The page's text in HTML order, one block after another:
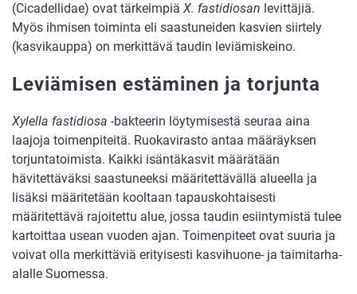
(Cicadellidae) ovat tärkeimpiä X. fastidiosan levittäjiä.
Myös ihmisen toiminta eli saastuneiden kasvien siirtely
(kasvikauppa) on merkittävä taudin leviämiskeino.
Leviämisen estäminen ja torjunta
Xylella fastidiosa -bakteerin löytymisestä seuraa aina
laajoja toimenpiteitä. Ruokavirasto antaa määräyksen
torjuntatoimista. Kaikki isäntäkasvit määrätään
hävitettäväksi saastuneeksi määritettävällä alueella ja
lisäksi määritetään kooltaan tapauskohtaisesti
määritettävä rajoitettu alue, jossa taudin esiintymistä tulee
kartoittaa usean vuoden ajan. Toimenpiteet ovat suuria ja
voivat olla merkittäviä erityisesti kasvihuone- ja taimitarha-
alalle Suomessa.